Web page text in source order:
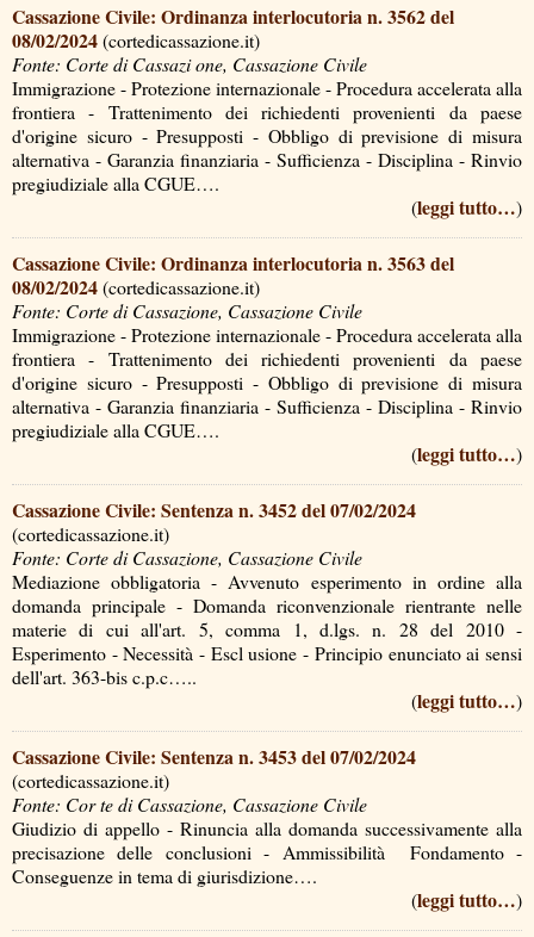
Cassazione Civile: Ordinanza interlocutoria n. 3562 del
08/02/2024(cortedicassazione.it)
Fonte: Corte di Cassazi one, Cassazione Civile
Immigrazione - Protezione internazionale - Procedura accelerata alla
frontiera - Trattenimento dei richiedenti provenienti da paese
d'origine sicuro - Presupposti - Obbligo di previsione di misura
alternativa - Garanzia finanziaria - Sufficienza - Disciplina - Rinvio
pregiudiziale alla CGUE….
(leggi tutto…)
Cassazione Civile: Ordinanza interlocutoria n. 3563 del
08/02/2024(cortedicassazione.it)
Fonte: Corte di Cassazione, Cassazione Civile
Immigrazione - Protezione internazionale - Procedura accelerata alla
frontiera - Trattenimento dei richiedenti provenienti da paese
d'origine sicuro - Presupposti - Obbligo di previsione di misura
alternativa - Garanzia finanziaria - Sufficienza - Disciplina - Rinvio
pregiudiziale alla CGUE….
(leggi tutto…)
Cassazione Civile: Sentenza n. 3452 del 07/02/2024
(cortedicassazione.it)
Fonte: Corte di Cassazione, Cassazione Civile
Mediazione obbligatoria - Avvenuto esperimento in ordine alla
domanda principale - Domanda riconvenzionale rientrante nelle
materie di cui all'art. 5, comma 1, d.lgs. n. 28 del 2010 -
Esperimento - Necessità - Escl usione - Principio enunciato ai sensi
dell'art. 363-bis c.p.c…..
(leggi tutto…)
Cassazione Civile: Sentenza n. 3453 del 07/02/2024
(cortedicassazione.it)
Fonte: Cor te di Cassazione, Cassazione Civile
Giudizio di appello - Rinuncia alla domanda successivamente alla
precisazione delle conclusioni - Ammissibilità ­ Fondamento -
Conseguenze in tema di giurisdizione….
(leggi tutto…)